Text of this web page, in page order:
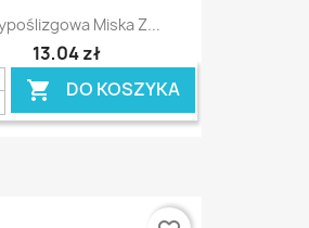
Miska Z...
13,04 zł
 DO KOSZYKA